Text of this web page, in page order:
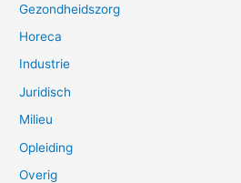
Gezondheidszorg
Horeca
Industrie
Juridisch
Milieu
Opleiding
Overig